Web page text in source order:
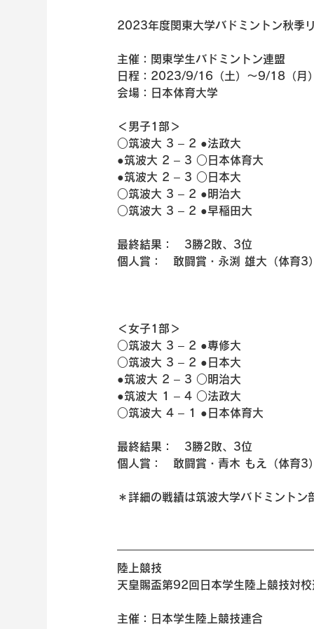
2023年度関東大学バドミントン秋季
主催：関東学生バドミントン連盟
日程：2023/9/16（土）～9/18（月
会場：日本体育大学
＜男子1部＞
○筑波大 3 – 2 ●法政大
●筑波大 2 – 3 ○日本体育大
●筑波大 2 – 3 ○日本大
○筑波大 3 – 2 ●明治大
○筑波大 3 – 2 ●早稲田大
最終結果：　3勝2敗、3位
個人賞：　敢闘賞・永渕 雄大（体育3
＜女子1部＞
○筑波大 3 – 2 ●専修大
○筑波大 3 – 2 ●日本大
●筑波大 2 – 3 ○明治大
●筑波大 1 – 4 ○法政大
○筑波大 4 – 1 ●日本体育大
最終結果：　3勝2敗、3位
個人賞：　敢闘賞・青木 もえ（体育3
＊詳細の戦績は筑波大学バドミントン
陸上競技
天皇賜盃第92回日本学生陸上競技対
主催：日本学生陸上競技連合